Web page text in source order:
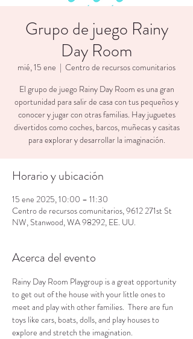
Grupo de juego Rainy
Day Room
mié, 15 ene
  |
Centro de recursos comunitarios
El grupo de juego Rainy Day Room es una gran
oportunidad para salir de casa con tus pequeños y
conocer y jugar con otras familias. Hay juguetes
divertidos como coches, barcos, muñecas y casitas
para explorar y desarrollar la imaginación.
Horario y ubicación
15 ene 2025, 10:00 – 11:30
Centro de recursos comunitarios, 9612 271st St
NW, Stanwood, WA 98292, EE. UU.
Acerca del evento
Rainy Day Room Playgroup is a great opportunity
to get out of the house with your little ones to
meet and play with other families.  There are fun
toys like cars, boats, dolls, and play houses to
explore and stretch the imagination.